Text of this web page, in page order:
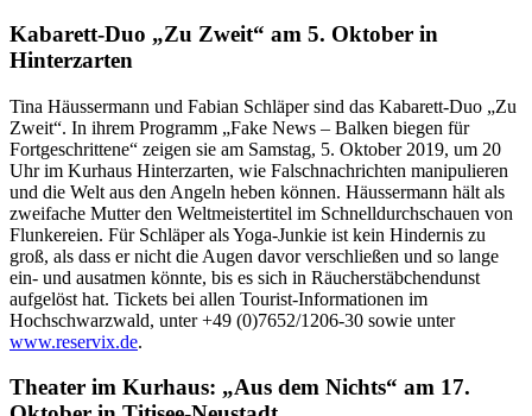
Kabarett-Duo „Zu Zweit“ am 5. Oktober in
Hinterzarten
Tina Häussermann und Fabian Schläper sind das Kabarett-Duo „Zu
Zweit“. In ihrem Programm „Fake News – Balken biegen für
Fortgeschrittene“ zeigen sie am Samstag, 5. Oktober 2019, um 20
Uhr im Kurhaus Hinterzarten, wie Falschnachrichten manipulieren
und die Welt aus den Angeln heben können. Häussermann hält als
zweifache Mutter den Weltmeistertitel im Schnelldurchschauen von
Flunkereien. Für Schläper als Yoga-Junkie ist kein Hindernis zu
groß, als dass er nicht die Augen davor verschließen und so lange
ein- und ausatmen könnte, bis es sich in Räucherstäbchendunst
aufgelöst hat. Tickets bei allen Tourist-Informationen im
Hochschwarzwald, unter +49 (0)7652/1206-30 sowie unter
www.reservix.de.
Theater im Kurhaus: „Aus dem Nichts“ am 17.